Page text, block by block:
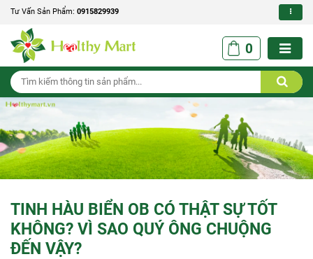
Tư Vấn Sản Phẩm: 0915829939
0
TINH HÀU BIỂN OB CÓ THẬT SỰ TỐT
KHÔNG? VÌ SAO QUÝ ÔNG CHUỘNG
ĐẾN VẬY?